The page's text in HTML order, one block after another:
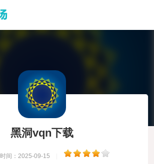
黑洞vqn下载
时间：2025-09-15